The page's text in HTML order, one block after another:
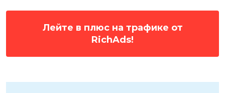
Лейте в плюс на трафике от
RichAds!